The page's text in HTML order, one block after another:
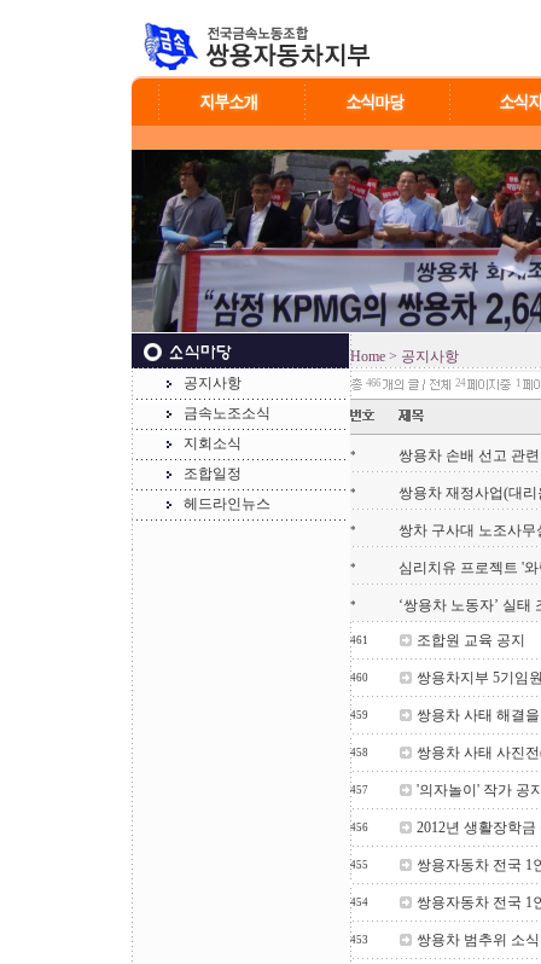
공지사항
금속노조소식
지회소식
조합일정
헤드라인뉴스
Home > 공지사항
466 24 1
* 쌍용차 손배 선고 관
* 쌍용차 재정사업(대리
* 쌍차 구사대 노조사
* 심리치유 프로젝트 '
* ‘쌍용차 노동자’ 실태
461 조합원 교육 공지
460 쌍용차지부 5기임
459 쌍용차 사태 해결
458 쌍용차 사태 사진
457 '의자놀이' 작가 공
456 2012년 생활장학금
455 쌍용자동차 전국 1
454 쌍용자동차 전국 1
453 쌍용차 범추위 소